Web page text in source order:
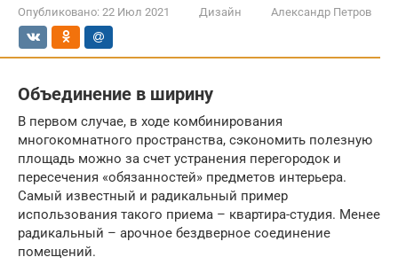
Опубликовано: 22 Июл 2021 Дизайн Александр Петров
Объединение в ширину
В первом случае, в ходе комбинирования
многокомнатного пространства, сэкономить полезную
площадь можно за счет устранения перегородок и
пересечения «обязанностей» предметов интерьера.
Самый известный и радикальный пример
использования такого приема – квартира-студия. Менее
радикальный – арочное бездверное соединение
помещений.